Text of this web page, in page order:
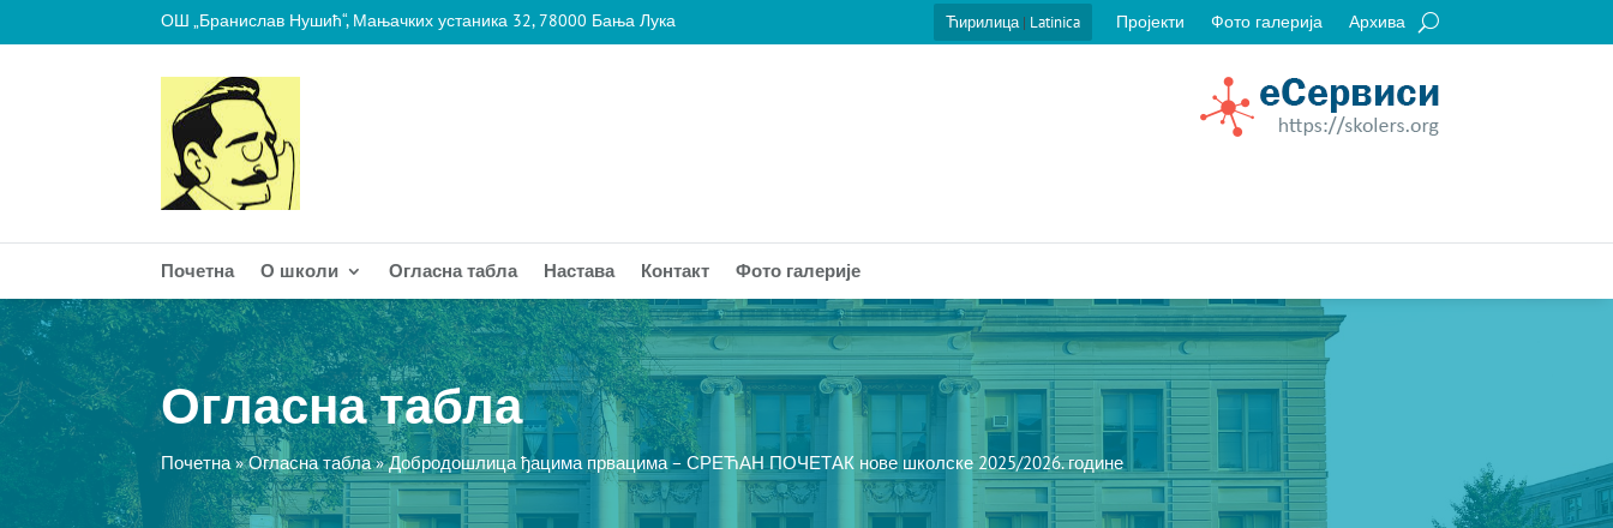
ОШ „Бранислав Нушић“, Мањачких устаника 32, 78000 Бања Лука Пројекти Фото галерија Архива
Ћирилица| Latinica
Почетна О школи Огласна табла Настава Контакт Фото галерије
Огласна табла
Почетна»Огласна табла»Добродошлица ђацима првацима – СРЕЋАН ПОЧЕТАК нове школске 2025/2026. године